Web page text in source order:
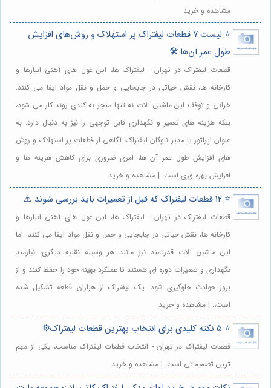
مشاهده و خرید
⭐️ لیست 7 قطعات لیفتراک پر استهلاک و روش‌های افزایش
طول عمر آن‌ها 🛠️
قطعات لیفتراک در تهران - لیفتراک ها، این غول های آهنی انبارها و
کارخانه ها، نقش حیاتی در جابجایی و حمل و نقل مواد ایفا می کنند.
خرابی و توقف این ماشین آلات نه تنها منجر به کندی روند کار می شود،
بلکه هزینه های تعمیر و نگهداری قابل توجهی را نیز به دنبال دارد. به
عنوان اپراتور یا مدیر ناوگان لیفتراک، آگاهی از قطعات پر استهلاک و روش
های افزایش طول عمر آن ها، امری ضروری برای کاهش هزینه ها و
افزایش بهره وری است. | مشاهده و خرید
⭐️ 12 قطعات لیفتراک که قبل از تعمیرات باید بررسی شوند ⚠️
قطعات لیفتراک در تهران - لیفتراک ها، این غول های آهنی انبارها و
کارخانه ها، نقش حیاتی در جابجایی و حمل و نقل مواد ایفا می کنند. اما
این ماشین آلات قدرتمند نیز مانند هر وسیله نقلیه دیگری، نیازمند
نگهداری و تعمیرات دوره ای هستند تا عملکرد بهینه خود را حفظ کنند و از
بروز حوادث جلوگیری شود. یک لیفتراک از هزاران قطعه تشکیل شده
است،. | مشاهده و خرید
⭐️ 5 نکته کلیدی برای انتخاب بهترین قطعات لیفتراک⚙️
قطعات لیفتراک در تهران - انتخاب قطعات لیفتراک مناسب، یکی از مهم
ترین تصمیماتی است. | مشاهده و خرید